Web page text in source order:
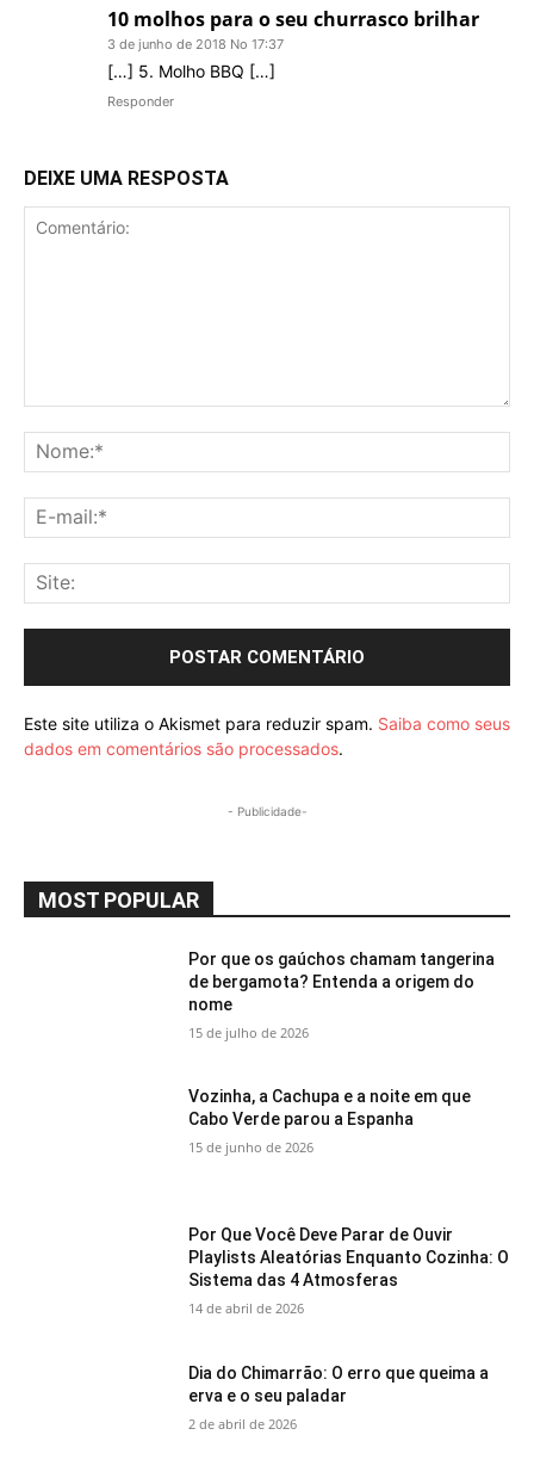
10 molhos para o seu churrasco brilhar
3 de junho de 2018 No 17:37
[…] 5. Molho BBQ […]
Responder
DEIXE UMA RESPOSTA
Este site utiliza o Akismet para reduzir spam. Saiba como seus
dados em comentários são processados.
- Publicidade-
MOST POPULAR
Por que os gaúchos chamam tangerina
de bergamota? Entenda a origem do
nome
15 de julho de 2026
Vozinha, a Cachupa e a noite em que
Cabo Verde parou a Espanha
15 de junho de 2026
Por Que Você Deve Parar de Ouvir
Playlists Aleatórias Enquanto Cozinha: O
Sistema das 4 Atmosferas
14 de abril de 2026
Dia do Chimarrão: O erro que queima a
erva e o seu paladar
2 de abril de 2026